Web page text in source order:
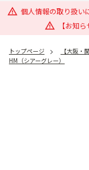
個人情報の取り扱
【お知
トップページ
【大阪
HM（シアーグレー）